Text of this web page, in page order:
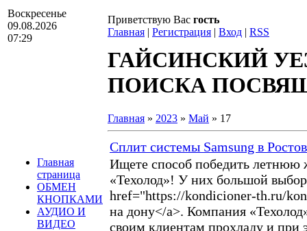
Воскресенье
09.08.2026
07:29
Приветствую Вас гость
Главная | Регистрация | Вход | RSS
Главная
страница
ОБМЕН
КНОПКАМИ
АУДИО И
ВИДЕО
ГАЙСИНСКИЙ
ПОИСКА
Главная » 2023 » Май » 17
Cплит системы Samsung в
Ищете способ победить летнюю
«Техолод»! У них большой
href="https://kondicioner-th.ru/
на дону</a>. Компания
своим клиентам прохладу и при